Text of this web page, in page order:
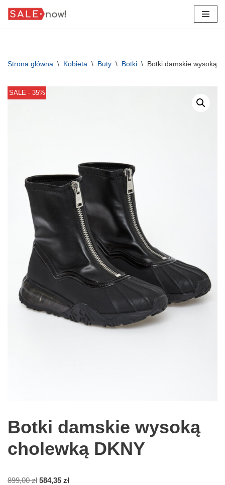
Strona główna \ Kobieta \ Buty \ Botki \ Botki damskie wysoką
SALE - 35%
Botki damskie wysoką
cholewką DKNY
899,00zł 584,35 zł